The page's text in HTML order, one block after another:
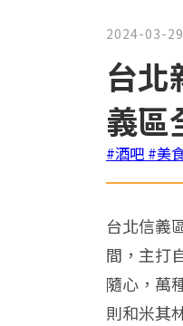
2024-03-
台北
義區
#酒吧 #美
台北信義
間，主打
隨心，萬
則和米其